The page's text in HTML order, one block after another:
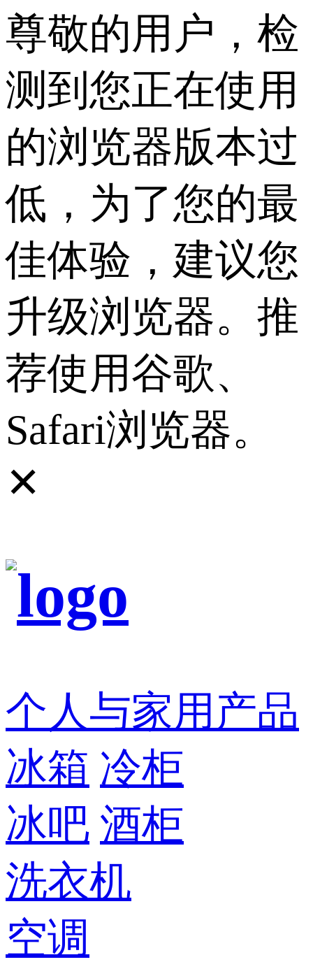
尊敬的用户，检
测到您正在使用
的浏览器版本过
低，为了您的最
佳体验，建议您
升级浏览器。推
荐使用谷歌、
Safari浏览器。
✕
个人与家用产品
冰箱 冷柜
冰吧 酒柜
洗衣机
空调